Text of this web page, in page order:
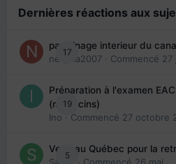
Dernières réactions aux
17
parrainage interieur du
nedjma2007 · Commencé 27
19
Préparation à l'examen
(médecins)
Ino · Commencé 27 octobre
5
Venir au Québec pour la